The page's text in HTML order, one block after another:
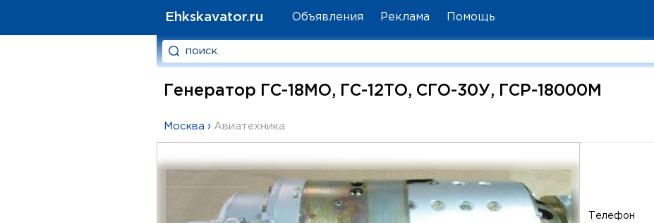
Ehkskavator.ru Объявления Реклама Помощь
Генератор ГС-18МО, ГС-12ТО, СГО-30У, ГСР-18000М
Москва › Авиатехника
Телефон